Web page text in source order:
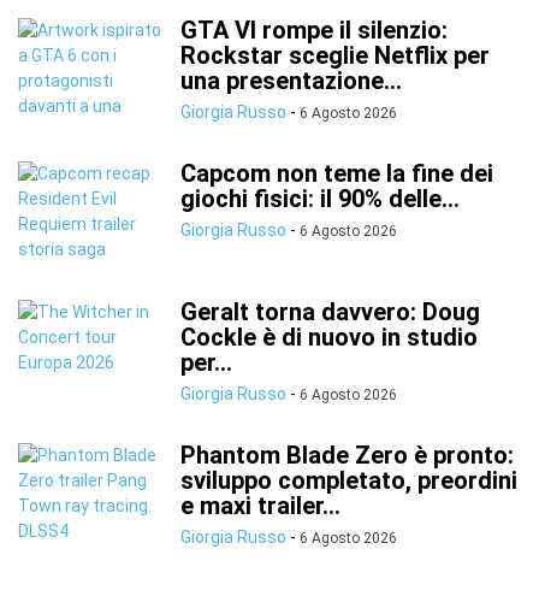
GTA VI rompe il silenzio:
Rockstar sceglie Netflix per
una presentazione...
Giorgia Russo - 6 Agosto 2026
Capcom non teme la fine dei
giochi fisici: il 90% delle...
Giorgia Russo - 6 Agosto 2026
Geralt torna davvero: Doug
Cockle è di nuovo in studio
per...
Giorgia Russo - 6 Agosto 2026
Phantom Blade Zero è pronto:
sviluppo completato, preordini
e maxi trailer...
Giorgia Russo - 6 Agosto 2026